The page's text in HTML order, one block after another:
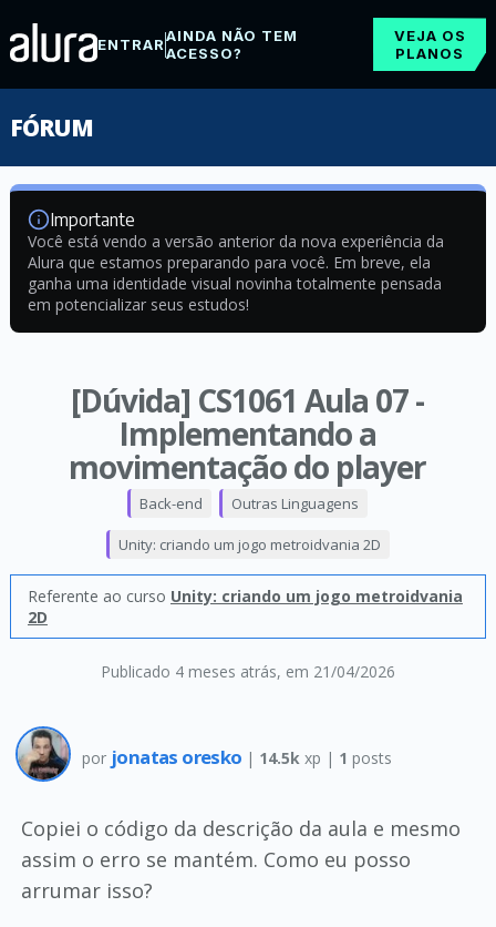
ENTRARAINDA NÃO TEM
ACESSO?
VEJA OS
PLANOS
FÓRUM
Importante
Você está vendo a versão anterior da nova experiência da
Alura que estamos preparando para você. Em breve, ela
ganha uma identidade visual novinha totalmente pensada
em potencializar seus estudos!
[Dúvida] CS1061 Aula 07 -
Implementando a
movimentação do player
Publicado 4 meses atrás, em 21/04/2026
Back-end Outras Linguagens
Unity: criando um jogo metroidvania 2D
Referente ao curso Unity: criando um jogo metroidvania
2D
por jonatas oresko | 14.5k xp | 1 posts
Copiei o código da descrição da aula e mesmo
assim o erro se mantém. Como eu posso
arrumar isso?